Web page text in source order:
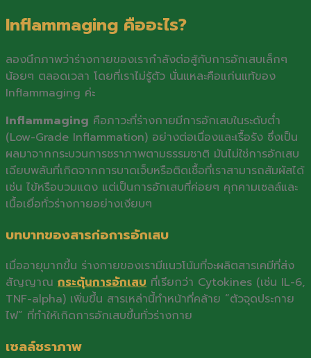
Inflammaging คืออะไร?
ลองนึกภาพว่าร่างกายของเรากำลังต่อสู้กับการอักเสบเล็กๆ
น้อยๆ ตลอดเวลา โดยที่เราไม่รู้ตัว นั่นแหละคือแก่นแท้ของ
Inflammaging ค่ะ
Inflammaging คือภาวะที่ร่างกายมีการอักเสบในระดับต่ำ
(Low-Grade Inflammation) อย่างต่อเนื่องและเรื้อรัง ซึ่งเป็น
ผลมาจากกระบวนการชราภาพตามธรรมชาติ มันไม่ใช่การอักเสบ
เฉียบพลันที่เกิดจากการบาดเจ็บหรือติดเชื้อที่เราสามารถสัมผัสได้
เช่น ไข้หรือบวมแดง แต่เป็นการอักเสบที่ค่อยๆ คุกคามเซลล์และ
เนื้อเยื่อทั่วร่างกายอย่างเงียบๆ
บทบาทของสารก่อการอักเสบ
เมื่ออายุมากขึ้น ร่างกายของเรามีแนวโน้มที่จะผลิตสารเคมีที่ส่ง
สัญญาณ กระตุ้นการอักเสบ ที่เรียกว่า Cytokines (เช่น IL-6,
TNF-alpha) เพิ่มขึ้น สารเหล่านี้ทำหน้าที่คล้าย “ตัวจุดประกาย
ไฟ” ที่ทำให้เกิดการอักเสบขึ้นทั่วร่างกาย
เซลล์ชราภาพ